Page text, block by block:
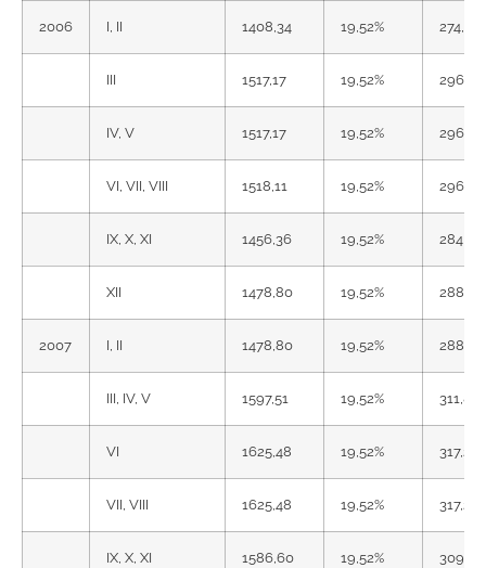
2006 I, II 1408,34 19,52% 274,91
III 1517,17 19,52% 296,15
IV, V 1517,17 19,52% 296,15
VI, VII, VIII 1518,11 19,52% 296,34
IX, X, XI 1456,36 19,52% 284,28
XII 1478,80 19,52% 288,66
2007 I, II 1478,80 19,52% 288,66
III, IV, V 1597,51 19,52% 311,83
VI 1625,48 19,52% 317,29
VII, VIII 1625,48 19,52% 317,29
IX, X, XI 1586,60 19,52% 309,70